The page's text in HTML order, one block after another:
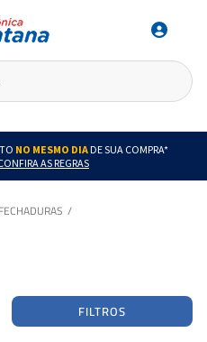
NO MESMO DIADE SUA COMPRA*
AS REGRAS
FECHADURAS
FILTROS